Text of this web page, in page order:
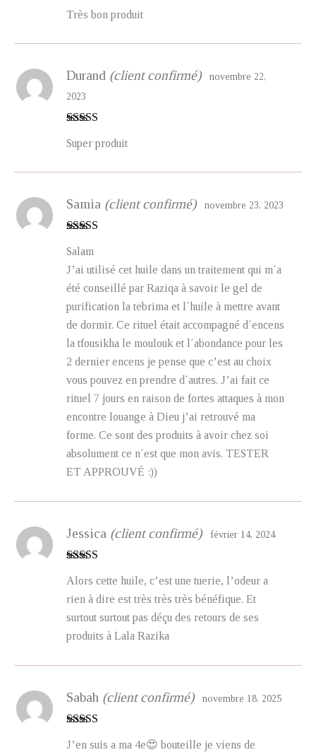
Très bon produit
Durand (client confirmé)
novembre 22,
2023
Super produit
Samia (client confirmé) novembre 23, 2023
Salam
J’ai utilisé cet huile dans un traitement qui m´a
été conseillé par Raziqa à savoir le gel de
purification la tebrima et l´huile à mettre avant
de dormir. Ce rituel était accompagné d´encens
la tfousikha le moulouk et l´abondance pour les
2 dernier encens je pense que c’est au choix
vous pouvez en prendre d´autres. J’ai fait ce
rituel 7 jours en raison de fortes attaques à mon
encontre louange à Dieu j’ai retrouvé ma
forme. Ce sont des produits à avoir chez soi
absolument ce n´est que mon avis. TESTER
ET APPROUVÉ :))
Jessica (client confirmé) février 14, 2024
Alors cette huile, c’est une tuerie, l’odeur a
rien à dire est très très très bénéfique. Et
surtout surtout pas déçu des retours de ses
produits à Lala Razika
Sabah (client confirmé) novembre 18, 2025
J’en suis a ma 4e😍 bouteille je viens de